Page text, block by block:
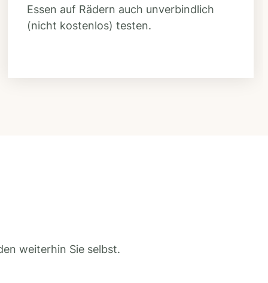
Essen auf Rädern auch unverbindlich
(nicht kostenlos) testen.
weiterhin Sie selbst.